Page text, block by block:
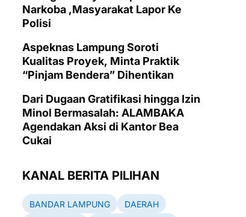
Narkoba ,Masyarakat Lapor Ke
Polisi
Aspeknas Lampung Soroti
Kualitas Proyek, Minta Praktik
“Pinjam Bendera” Dihentikan
Dari Dugaan Gratifikasi hingga Izin
Minol Bermasalah: ALAMBAKA
Agendakan Aksi di Kantor Bea
Cukai
KANAL BERITA PILIHAN
BANDAR LAMPUNG
DAERAH